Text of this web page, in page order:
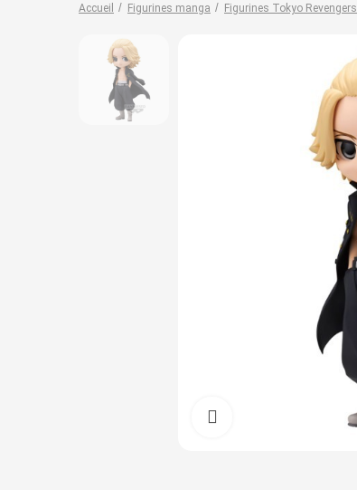
Accueil Figurines manga Figurines Tokyo Revengers
Cliquez pour agrandir